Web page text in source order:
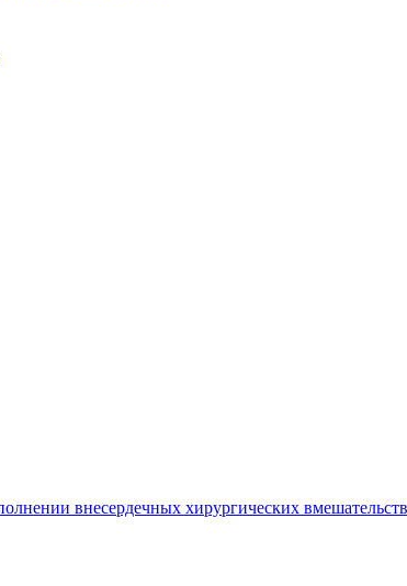
внесердечных хирургических вмешательств